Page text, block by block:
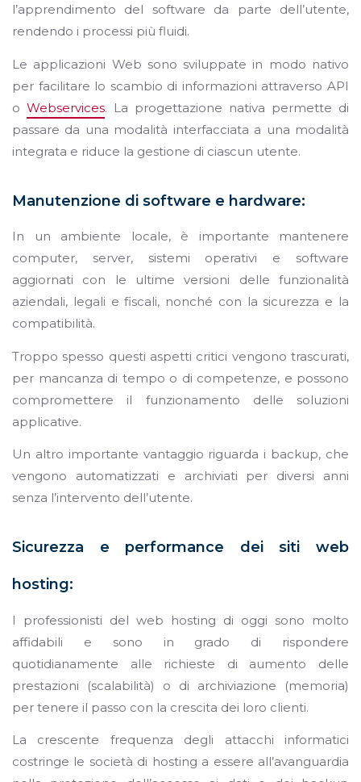
l’apprendimento del software da parte dell’utente,
rendendo i processi più fluidi.
Le applicazioni Web sono sviluppate in modo nativo
per facilitare lo scambio di informazioni attraverso API
o Webservices. La progettazione nativa permette di
passare da una modalità interfacciata a una modalità
integrata e riduce la gestione di ciascun utente.
Manutenzione di software e hardware:
In un ambiente locale, è importante mantenere
computer, server, sistemi operativi e software
aggiornati con le ultime versioni delle funzionalità
aziendali, legali e fiscali, nonché con la sicurezza e la
compatibilità.
Troppo spesso questi aspetti critici vengono trascurati,
per mancanza di tempo o di competenze, e possono
compromettere il funzionamento delle soluzioni
applicative.
Un altro importante vantaggio riguarda i backup, che
vengono automatizzati e archiviati per diversi anni
senza l’intervento dell’utente.
Sicurezza e performance dei siti web
hosting:
I professionisti del web hosting di oggi sono molto
affidabili e sono in grado di rispondere
quotidianamente alle richieste di aumento delle
prestazioni (scalabilità) o di archiviazione (memoria)
per tenere il passo con la crescita dei loro clienti.
La crescente frequenza degli attacchi informatici
costringe le società di hosting a essere all’avanguardia